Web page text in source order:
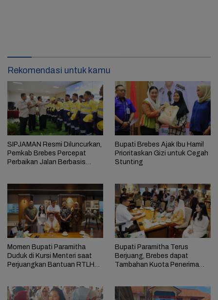
Rekomendasi untuk kamu
SIPJAMAN Resmi Diluncurkan,
Pemkab Brebes Percepat
Perbaikan Jalan Berbasis
Bupati Brebes Ajak Ibu Hamil
Prioritaskan Gizi untuk Cegah
Stunting
Momen Bupati Paramitha
Duduk di Kursi Menteri saat
Perjuangkan Bantuan RTLH
Bupati Paramitha Terus
Berjuang, Brebes dapat
Tambahan Kuota Penerima